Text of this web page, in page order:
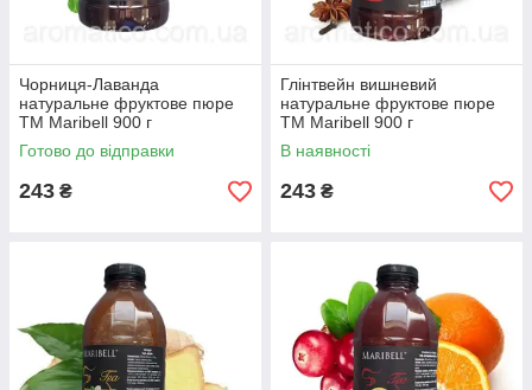
Чорниця-Лаванда
натуральне фруктове пюре
ТМ Maribell 900 г
Готово до відправки
243 ₴
Глінтвейн вишневий
натуральне фруктове пюре
ТМ Maribell 900 г
В наявності
243 ₴